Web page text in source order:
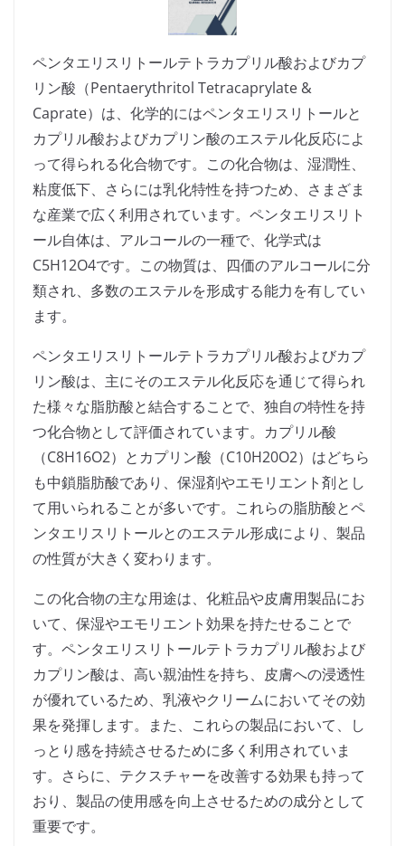
ペンタエリスリトールテトラカプリル酸およびカプ
リン酸（Pentaerythritol Tetracaprylate &
Caprate）は、化学的にはペンタエリスリトールと
カプリル酸およびカプリン酸のエステル化反応によ
って得られる化合物です。この化合物は、湿潤性、
粘度低下、さらには乳化特性を持つため、さまざま
な産業で広く利用されています。ペンタエリスリト
ール自体は、アルコールの一種で、化学式は
C5H12O4です。この物質は、四価のアルコールに分
類され、多数のエステルを形成する能力を有してい
ます。
ペンタエリスリトールテトラカプリル酸およびカプ
リン酸は、主にそのエステル化反応を通じて得られ
た様々な脂肪酸と結合することで、独自の特性を持
つ化合物として評価されています。カプリル酸
（C8H16O2）とカプリン酸（C10H20O2）はどちら
も中鎖脂肪酸であり、保湿剤やエモリエント剤とし
て用いられることが多いです。これらの脂肪酸とペ
ンタエリスリトールとのエステル形成により、製品
の性質が大きく変わります。
この化合物の主な用途は、化粧品や皮膚用製品にお
いて、保湿やエモリエント効果を持たせることで
す。ペンタエリスリトールテトラカプリル酸および
カプリン酸は、高い親油性を持ち、皮膚への浸透性
が優れているため、乳液やクリームにおいてその効
果を発揮します。また、これらの製品において、し
っとり感を持続させるために多く利用されていま
す。さらに、テクスチャーを改善する効果も持って
おり、製品の使用感を向上させるための成分として
重要です。